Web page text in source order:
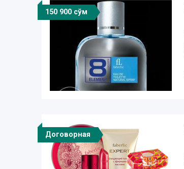
150 900 сўм
Договорная